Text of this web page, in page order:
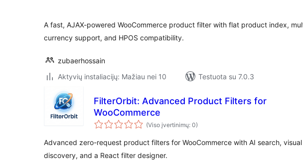
A fast, AJAX-powered WooCommerce product filter with flat product index,
currency support, and HPOS compatibility.
zubaerhossain
Aktyvių instaliacijų: Mažiau nei 10
Testuota su 7.0.3
FilterOrbit: Advanced Product Filters for
WooCommerce
(Viso įvertinimų: 0)
Advanced zero-request product filters for WooCommerce with AI search, visual
discovery, and a React filter designer.